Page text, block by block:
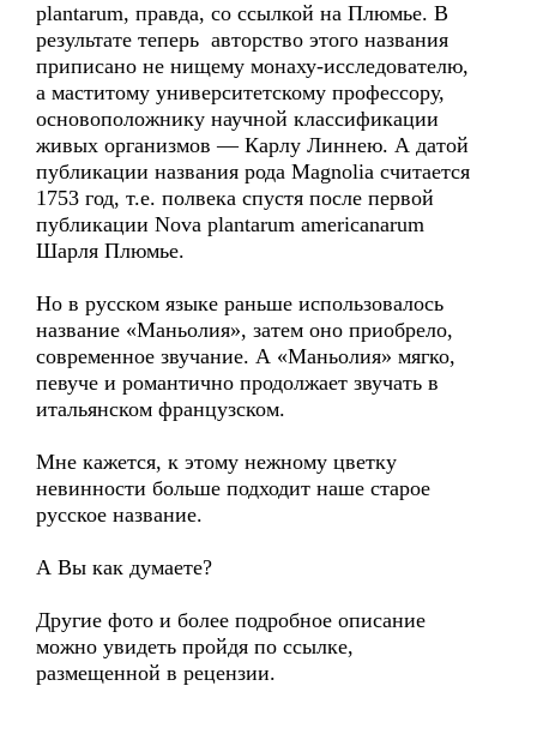
plantarum, правда, со ссылкой на Плюмье. В
результате теперь авторство этого названия
приписано не нищему монаху-исследователю,
а маститому университетскому профессору,
основоположнику научной классификации
живых организмов — Карлу Линнею. А датой
публикации названия рода Magnolia считается
1753 год, т.е. полвека спустя после первой
публикации Nova plantarum americanarum
Шарля Плюмье.
Но в русском языке раньше использовалось
название «Маньолия», затем оно приобрело,
современное звучание. А «Маньолия» мягко,
певуче и романтично продолжает звучать в
итальянском французском.
Мне кажется, к этому нежному цветку
невинности больше подходит наше старое
русское название.
А Вы как думаете?
Другие фото и более подробное описание
можно увидеть пройдя по ссылке,
размещенной в рецензии.